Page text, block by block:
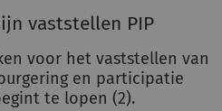
vaststellen PIP
voor het vaststellen van
en participatie
te lopen (2).